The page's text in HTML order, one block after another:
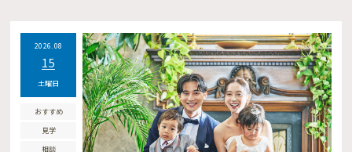
2026.08
15
土曜日
おすすめ
見学
相談